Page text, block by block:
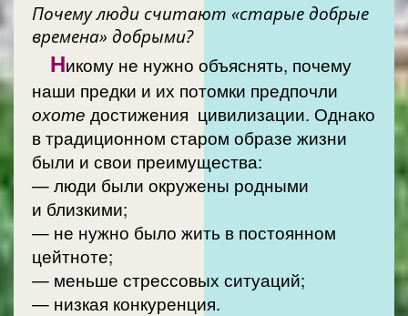
Почему люди считают «старые добрые
времена» добрыми?
Никому не нужно объяснять, почему
наши предки и их потомки предпочли
охоте
в традиционном старом образе жизни
были и свои преимущества:
— люди были окружены родными
и близкими;
— не нужно было жить в постоянном
цейтноте;
— меньше стрессовых ситуаций;
— низкая конкуренция.